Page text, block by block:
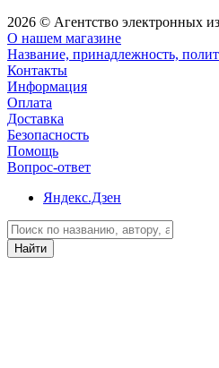
2026 © Агентство электронных
О нашем магазине
Название, принадлежность,
Контакты
Информация
Оплата
Доставка
Безопасность
Помощь
Вопрос-ответ
Яндекс.Дзен
Найти